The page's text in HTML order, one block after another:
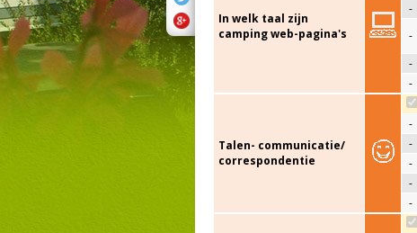
In welk taal zijn
camping web-pagina's
-
-
-
-
Talen- communicatie/
correspondentie
-
-
-
-
-